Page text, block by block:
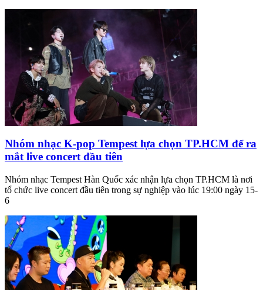
Nhóm nhạc K-pop Tempest lựa chọn TP.HCM để ra
mắt live concert đầu tiên
Nhóm nhạc Tempest Hàn Quốc xác nhận lựa chọn TP.HCM là nơi
tổ chức live concert đầu tiên trong sự nghiệp vào lúc 19:00 ngày 15-
6